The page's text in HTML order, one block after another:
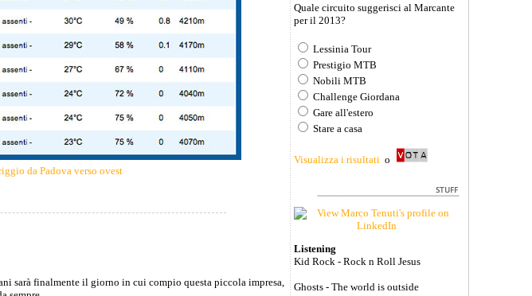
da Padova verso ovest
sarà finalmente il giorno in cui compio questa piccola impresa,
Quale circuito suggerisci al Marcante
per il 2013?
Lessinia Tour
Prestigio MTB
Nobili MTB
Challenge Giordana
Gare all'estero
Stare a casa
Visualizza i risultati o
Listening
Kid Rock - Rock n Roll Jesus
Ghosts - The world is outside